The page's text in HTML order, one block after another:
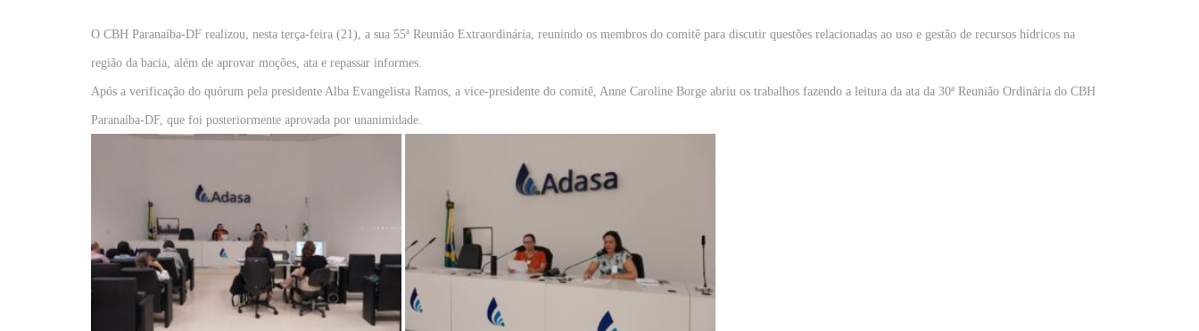
O CBH Paranaíba-DF realizou, nesta terça-feira (21), a sua 55ª Reunião Extraordinária, reunindo os membros do comitê para discutir questões relacionadas ao uso e gestão de recursos hídricos na
região da bacia, além de aprovar moções, ata e repassar informes.
Após a verificação do quórum pela presidente Alba Evangelista Ramos, a vice-presidente do comitê, Anne Caroline Borge abriu os trabalhos fazendo a leitura da ata da 30ª Reunião Ordinária do CBH
Paranaíba-DF, que foi posteriormente aprovada por unanimidade.